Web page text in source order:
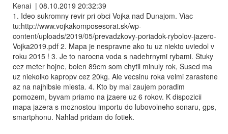
Kenai | 08.10.2019 20:32:39
1. Ideo sukromny revir pri obci Vojka nad Dunajom. Viac
tu:http://www.vojkakomposesorat.sk/wp-
content/uploads/2019/05/prevadzkovy-poriadok-rybolov-jazero-
Vojka2019.pdf 2. Mapa je nespravne ako tu uz niekto uviedol v
roku 2015 ! 3. Je to narocna voda s nadehrnymi rybami. Stuky
cez meter hojne, bolen 89cm som chytil minuly rok, Sused ma
uz niekolko kapropv cez 20kg. Ale vecsinu roka velmi zarastene
az na najhlbsie miesta. 4. Kto by mal zaujem poradim
pomozem, byvam priamo na jzaere uz 6 rokov. K dispozicii
mapa jazera s moznostou importu do lubovolneho sonaru, gps,
smartphonu. Nahlad pridam do fotiek.